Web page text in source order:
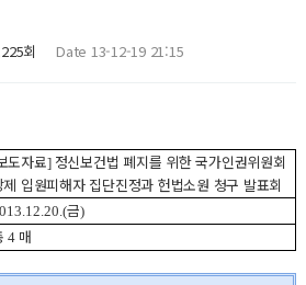
회 Date 13-12-19 21:15
도자료] 정신보건법 폐지를 위한 국가인권위원회
제 입원피해자 집단진정과 헌법소원 청구 발표회
금)
4 매